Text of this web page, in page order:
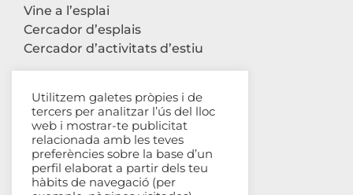
Vine a l’esplai
Cercador d’esplais
Cercador d’activitats d’estiu
Contacte
Carrer Avinyó, 44 2n
08002 Barcelona
93 302 61 03
Utilitzem galetes pròpies i de
tercers per analitzar l’ús del lloc
web i mostrar-te publicitat
relacionada amb les teves
preferències sobre la base d’un
perfil elaborat a partir dels teu
hàbits de navegació (per